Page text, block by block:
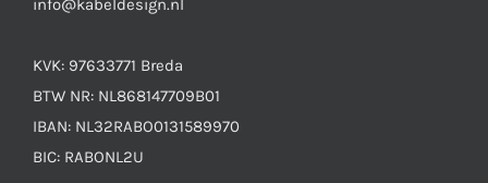
info@kabeldesign.nl
KVK: 97633771 Breda
BTW NR: NL868147709B01
IBAN: NL32RABO0131589970
BIC: RABONL2U